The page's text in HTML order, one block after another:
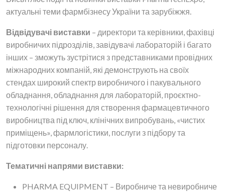
актуальні теми фармбізнесу України та зарубіжжя.
Відвідувачі виставки – директори та керівники, фахівці
виробничих підрозділів, завідувачі лабораторій і багато
інших – зможуть зустрітися з представниками провідних
міжнародних компаній, які демонструють на своїх
стендах широкий спектр виробничого і пакувального
обладнання, обладнання для лабораторій, проєктно-
технологічні рішення для створення фармацевтичного
виробництва під ключ, клінічних випробувань, «чистих
приміщень», фармлогістики, послуги з підбору та
підготовки персоналу.
Тематичні напрями виставки:
PHARMA EQUIPMENT – Виробниче та невиробниче